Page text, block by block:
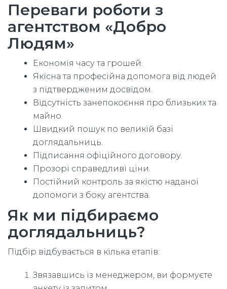
Переваги роботи з
агентством «Добро
Людям»
Економія часу та грошей.
Якісна та професійна допомога від людей
з підтвердженим досвідом.
Відсутність занепокоєння про близьких та
майно.
Швидкий пошук по великій базі
доглядальниць.
Підписання офіційного договору.
Прозорі справедливі ціни.
Постійний контроль за якістю наданої
допомоги з боку агентства.
Як ми підбираємо
доглядальниць?
Підбір відбувається в кілька етапів:
Звязавшись із менеджером, ви формуєте